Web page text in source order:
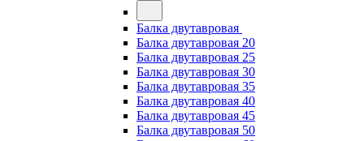
Балка двутавровая
Балка двутавровая 20
Балка двутавровая 25
Балка двутавровая 30
Балка двутавровая 35
Балка двутавровая 40
Балка двутавровая 45
Балка двутавровая 50